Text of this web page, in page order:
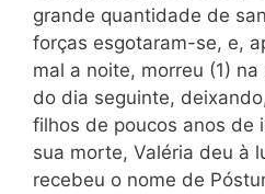
grande quantidade de
forças esgotaram-se, e,
mal a noite, morreu (1) na
do dia seguinte,
filhos de poucos anos de
sua morte, Valéria deu à
recebeu o nome de